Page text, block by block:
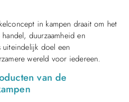
in kampen draait om het
duurzaamheid en
uiteindelijk doel een
wereld voor iedereen.
van de